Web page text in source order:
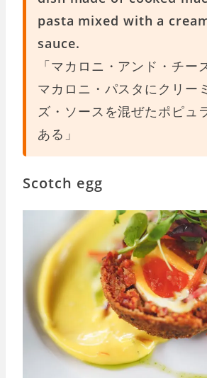
pasta mixed with a
sauce.
「マカロニ・アンド・チー
マカロニ・パスタにクリー
ズ・ソースを混ぜたポピュ
ある」
Scotch egg